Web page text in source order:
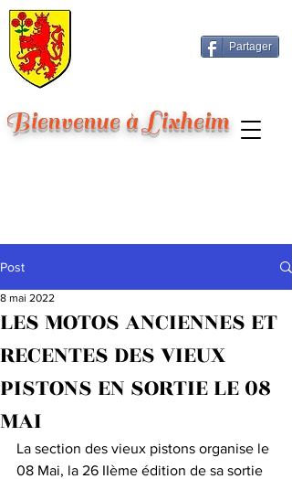
Partager
Bienvenue à Lixheim
Post
LES MOTOS ANCIENNES ET
RECENTES DES VIEUX
PISTONS EN SORTIE LE 08
MAI
8 mai 2022
La section des vieux pistons organise le
08 Mai, la 26 IIème édition de sa sortie